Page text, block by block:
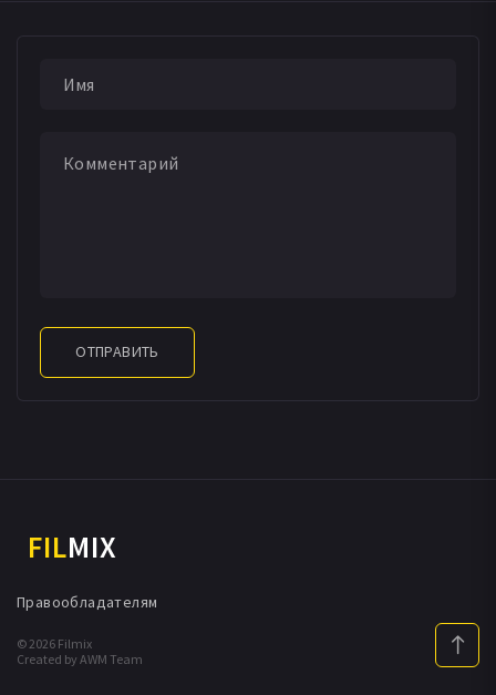
ОТПРАВИТЬ
FILMIX
© 2026 Filmix
Created by AWM Team
Правообладателям